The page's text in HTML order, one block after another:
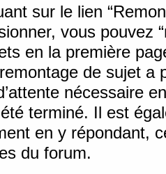
sur le lien
vous pouvez
en la première
de sujet a
nécessaire
terminé. Il est
en y répondant,
du forum.